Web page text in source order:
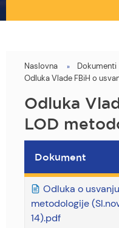
You
here
Naslovna
Dokumenti
Odluka Vlade FBiH o
Odluka
LOD
Dokument
Odluka o
metodologije
14).pdf